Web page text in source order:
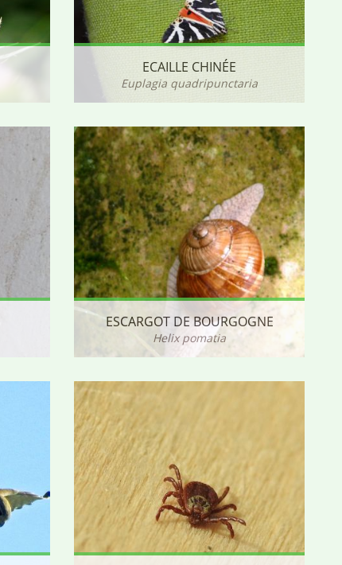
ECAILLE CHINÉE
Euplagia quadripunctaria
ESCARGOT DE BOURGOGNE
Helix pomatia